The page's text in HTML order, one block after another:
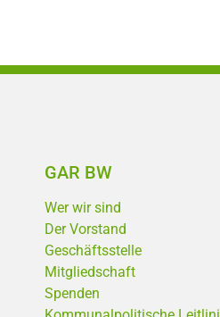
GAR BW
Wer wir sind
Der Vorstand
Geschäftsstelle
Mitgliedschaft
Spenden